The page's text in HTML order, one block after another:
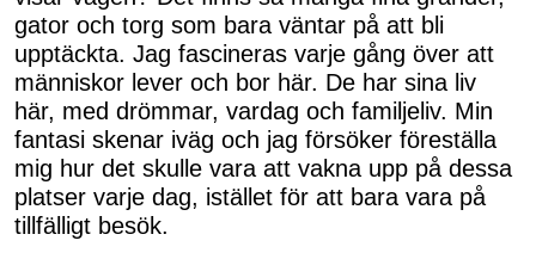
gator och torg som bara väntar på att bli
upptäckta. Jag fascineras varje gång över att
människor lever och bor här. De har sina liv
här, med drömmar, vardag och familjeliv. Min
fantasi skenar iväg och jag försöker föreställa
mig hur det skulle vara att vakna upp på dessa
platser varje dag, istället för att bara vara på
tillfälligt besök.